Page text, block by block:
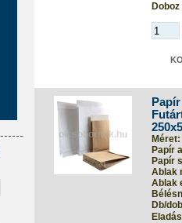
Méret:
Papír
Papír
Ablak
Ablak
Db/